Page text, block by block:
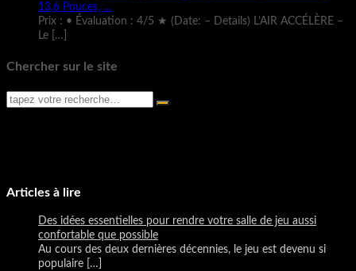
13,6 Pouces, …
Prix : • Évaluation : 4/5 ★ (Date: – Details) L’AIR ACCÉLÈRE –
Le
[…]
Chercher sur le site
Articles à lire
Des idées essentielles pour rendre votre salle de jeu aussi
confortable que possible
Au cours des deux dernières décennies, le jeu est devenu si
populaire
[…]